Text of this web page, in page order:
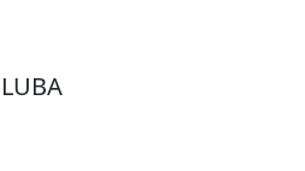
LUBA